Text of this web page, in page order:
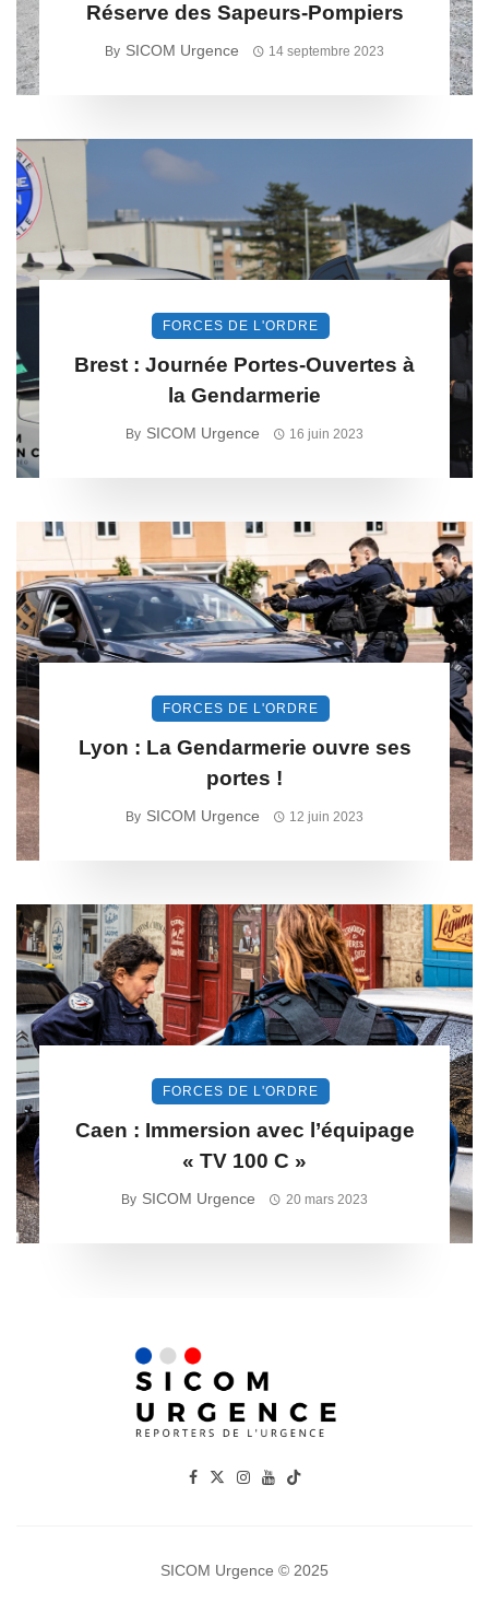
Réserve des Sapeurs-Pompiers
By SICOM Urgence 14 septembre 2023
FORCES DE L'ORDRE
Brest : Journée Portes-Ouvertes à
la Gendarmerie
By SICOM Urgence 16 juin 2023
FORCES DE L'ORDRE
Lyon : La Gendarmerie ouvre ses
portes !
By SICOM Urgence 12 juin 2023
FORCES DE L'ORDRE
Caen : Immersion avec l’équipage
« TV 100 C »
By SICOM Urgence 20 mars 2023
SICOM Urgence © 2025